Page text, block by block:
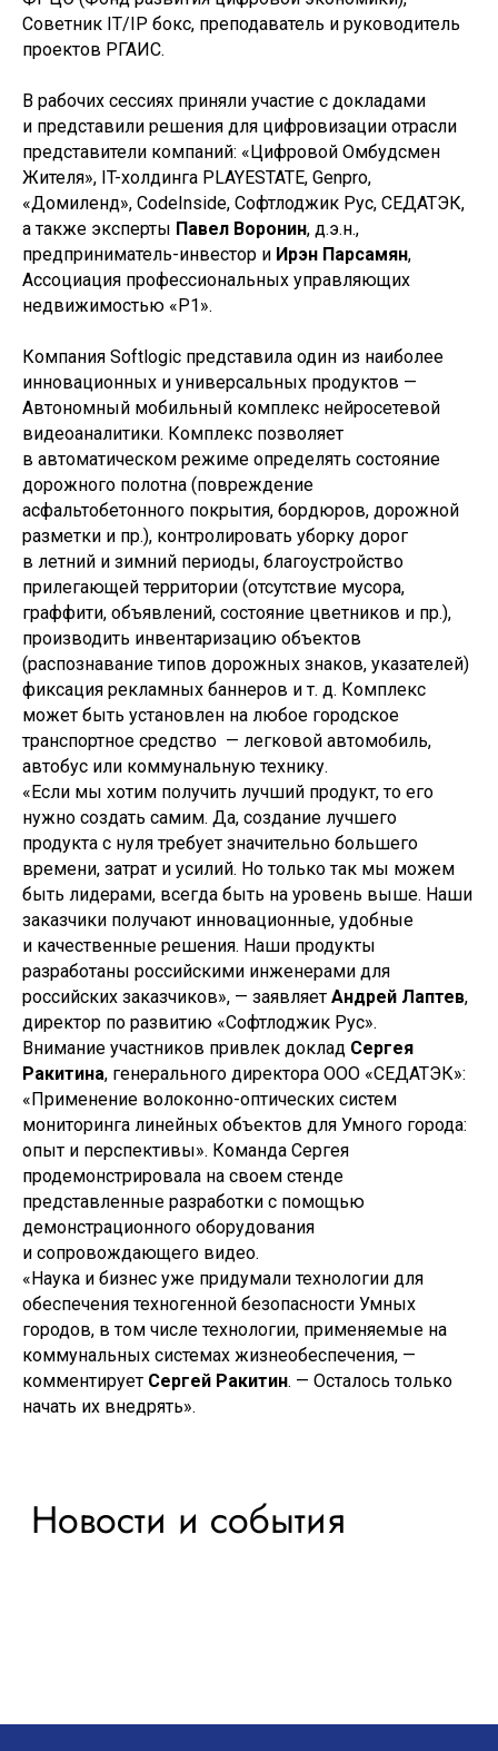
Советник IT/IP бокс, преподаватель и руководитель
проектов РГАИС.
В рабочих сессиях приняли участие с докладами
и представили решения для цифровизации отрасли
представители компаний: «Цифровой Омбудсмен
Жителя», IT-холдинга PLAYESTATE, Genpro,
«Домиленд», CodeInside, Софтлоджик Рус, СЕДАТЭК,
а также эксперты Павел Воронин, д.э.н.,
предприниматель-инвестор и Ирэн Парсамян,
Ассоциация профессиональных управляющих
недвижимостью «Р1».
Компания Softlogic представила один из наиболее
инновационных и универсальных продуктов —
Автономный мобильный комплекс нейросетевой
видеоаналитики. Комплекс позволяет
в автоматическом режиме определять состояние
дорожного полотна (повреждение
асфальтобетонного покрытия, бордюров, дорожной
разметки и пр.), контролировать уборку дорог
в летний и зимний периоды, благоустройство
прилегающей территории (отсутствие мусора,
граффити, объявлений, состояние цветников и пр.),
производить инвентаризацию объектов
(распознавание типов дорожных знаков, указателей)
фиксация рекламных баннеров и т. д. Комплекс
может быть установлен на любое городское
транспортное средство — легковой автомобиль,
автобус или коммунальную технику.
«Если мы хотим получить лучший продукт, то его
нужно создать самим. Да, создание лучшего
продукта с нуля требует значительно большего
времени, затрат и усилий. Но только так мы можем
быть лидерами, всегда быть на уровень выше. Наши
заказчики получают инновационные, удобные
и качественные решения. Наши продукты
разработаны российскими инженерами для
российских заказчиков», — заявляет Андрей Лаптев,
директор по развитию «Софтлоджик Рус».
Внимание участников привлек доклад Сергея
Ракитина, генерального директора ООО «СЕДАТЭК»:
«Применение волоконно-оптических систем
мониторинга линейных объектов для Умного города:
опыт и перспективы». Команда Сергея
продемонстрировала на своем стенде
представленные разработки с помощью
демонстрационного оборудования
и сопровождающего видео.
«Наука и бизнес уже придумали технологии для
обеспечения техногенной безопасности Умных
городов, в том числе технологии, применяемые на
коммунальных системах жизнеобеспечения, —
комментирует Сергей Ракитин. — Осталось только
начать их внедрять».
Новости и события
© ФАУ «ПРОЕКТНАЯ ДИРЕКЦИЯ
МИНСТРОЯ РОССИИ», 2022–2025
119435, Москва, ул. Большая Пироговская, 23
+7 (495) 419-94-00
post@pdminstroy.ru
Для прессы:pr@pdminstroy.ru
О дирекции
О Дирекции
Руководство Дирекции
Наблюдательный Совет
Контакты и реквизиты Дирекции
Структура Дирекции
Деятельность
ФП «Жилье»
ФП «МКИ»
Штабы
Архив проектов
ФП «ФКГС»
Аналитика
Аналитические отчеты
Документы
Устав
Финансово-хозяйственная деятельность
Противодействие коррупции
Антимонопольное законодательство
Новости